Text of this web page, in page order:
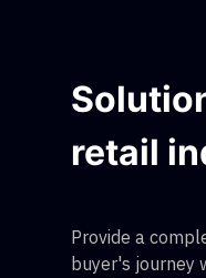
retail
Provide a
buyer's journey